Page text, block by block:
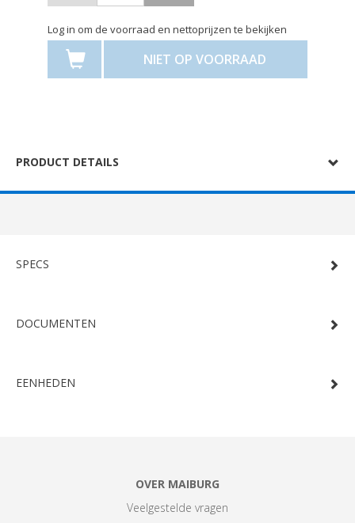
Log in om de voorraad en nettoprijzen te bekijken
NIET OP VOORRAAD
PRODUCT DETAILS
SPECS
DOCUMENTEN
EENHEDEN
OVER MAIBURG
Veelgestelde vragen